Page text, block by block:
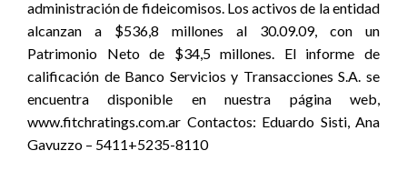
administración de fideicomisos. Los activos de la entidad
alcanzan a $536,8 millones al 30.09.09, con un
Patrimonio Neto de $34,5 millones. El informe de
calificación de Banco Servicios y Transacciones S.A. se
encuentra disponible en nuestra página web,
www.fitchratings.com.ar Contactos: Eduardo Sisti, Ana
Gavuzzo – 5411+5235-8110